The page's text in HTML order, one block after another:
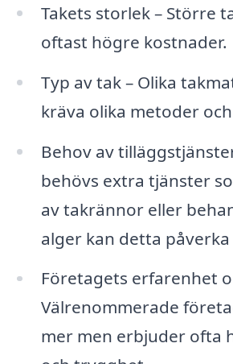
Takets storlek – Större
oftast högre kostnader.
Typ av tak – Olika
kräva olika metoder
Behov av
behövs extra tjänster
av takrännor eller
alger kan detta
Företagets erfarenhet
Välrenommerade
mer men erbjuder ofta